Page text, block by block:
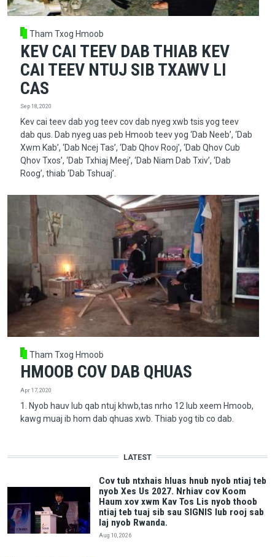
Tham Txog Hmoob
KEV CAI TEEV DAB THIAB KEV
CAI TEEV NTUJ SIB TXAWV LI
CAS
Sep 18, 2020
Kev cai teev dab yog teev cov dab nyeg xwb tsis yog teev
dab qus. Dab nyeg uas peb Hmoob teev yog ‘Dab Neeb’, ‘Dab
Xwm Kab’, ‘Dab Ncej Tas’, ‘Dab Qhov Rooj’, ‘Dab Qhov Cub
Qhov Txos’, ‘Dab Txhiaj Meej’, ‘Dab Niam Dab Txiv’, ‘Dab
Roog’, thiab ‘Dab Tshuaj’.
Tham Txog Hmoob
HMOOB COV DAB QHUAS
Apr 17, 2020
1. Nyob hauv lub qab ntuj khwb,tas nrho 12 lub xeem Hmoob,
kawg muaj ib hom dab qhuas xwb. Thiab yog tib co dab.
LATEST
Cov tub ntxhais hluas hnub nyob ntiaj teb
nyob Xes Us 2027. Nrhiav cov Koom
Haum xov xwm Kav Tos Lis nyob thoob
ntiaj teb tuaj sib sau SIGNIS lub rooj sab
laj nyob Rwanda.
Aug 10, 2026